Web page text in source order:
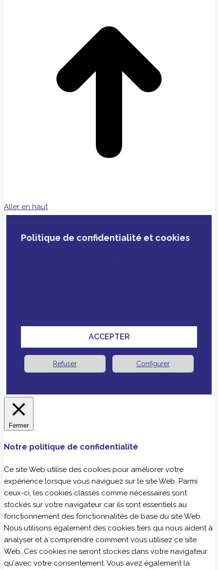
Aller en haut
Politique de confidentialité et cookies
ACCEPTER
Refuser Configurer
Fermer
Notre politique de confidentialité
Ce site Web utilise des cookies pour améliorer votre
expérience lorsque vous naviguez sur le site Web. Parmi
ceux-ci, les cookies classés comme nécessaires sont
stockés sur votre navigateur car ils sont essentiels au
fonctionnement des fonctionnalités de base du site Web.
Nous utilisons également des cookies tiers qui nous aident à
analyser et à comprendre comment vous utilisez ce site
Web. Ces cookies ne seront stockés dans votre navigateur
qu'avec votre consentement. Vous avez également la